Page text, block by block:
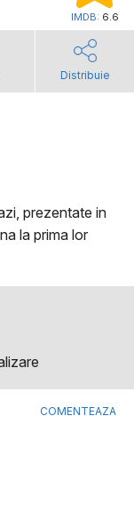
IMDB: 6.6
Distribuie
prezentate in
la prima lor
COMENTEAZA